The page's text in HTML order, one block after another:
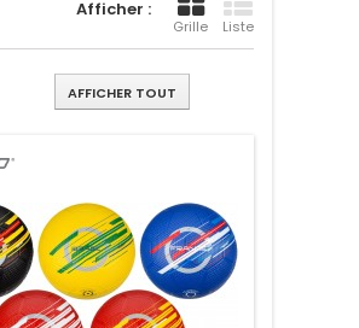
Afficher :
Grille Liste
AFFICHER TOUT